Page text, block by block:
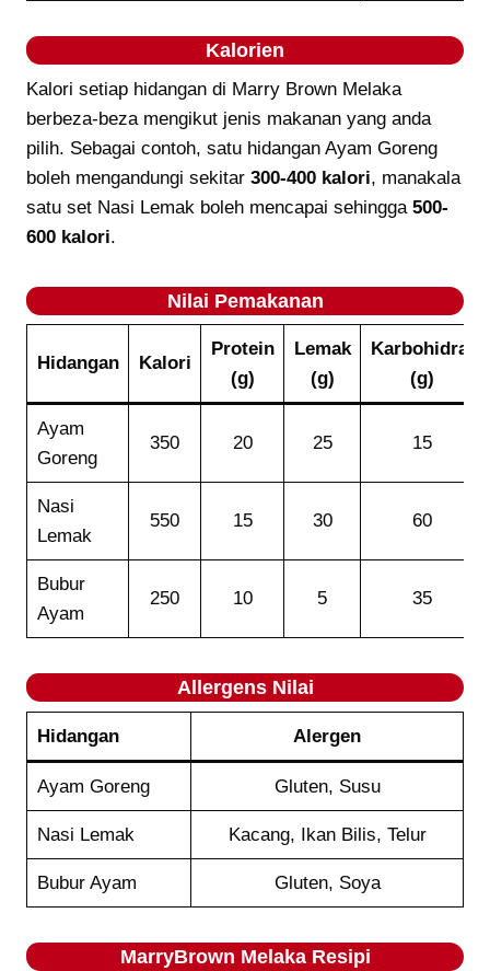
Kalorien
Kalori setiap hidangan di Marry Brown Melaka
berbeza-beza mengikut jenis makanan yang anda
pilih. Sebagai contoh, satu hidangan Ayam Goreng
boleh mengandungi sekitar 300-400 kalori, manakala
satu set Nasi Lemak boleh mencapai sehingga 500-
600 kalori.
Nilai Pemakanan
Hidangan Kalori
Protein
(g)
Lemak
(g)
Karbohidrat
(g)
Ayam
Goreng
350 20 25 15
Nasi
Lemak
550 15 30 60
Bubur
Ayam
250 10 5 35
Allergens Nilai
Hidangan Alergen
Ayam Goreng Gluten, Susu
Nasi Lemak Kacang, Ikan Bilis, Telur
Bubur Ayam Gluten, Soya
MarryBrown Melaka Resipi